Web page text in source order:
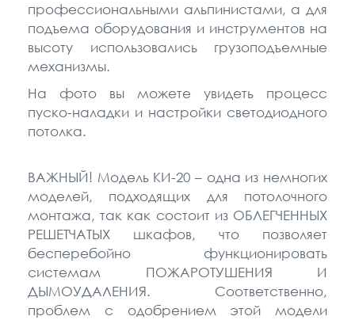
профессиональными альпинистами, а для
подъема оборудования и инструментов на
высоту использовались грузоподъемные
механизмы.
На фото вы можете увидеть процесс
пуско-наладки и настройки светодиодного
потолка.
ВАЖНЫЙ! Модель КИ-20 – одна из немногих
моделей, подходящих для потолочного
монтажа, так как состоит из ОБЛЕГЧЕННЫХ
РЕШЕТЧАТЫХ шкафов, что позволяет
бесперебойно функционировать
системам ПОЖАРОТУШЕНИЯ И
ДЫМОУДАЛЕНИЯ. Соответственно,
проблем с одобрением этой модели